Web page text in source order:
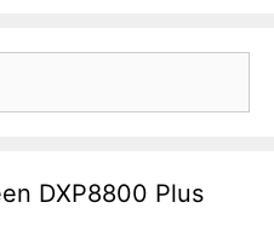
DXP8800 Plus